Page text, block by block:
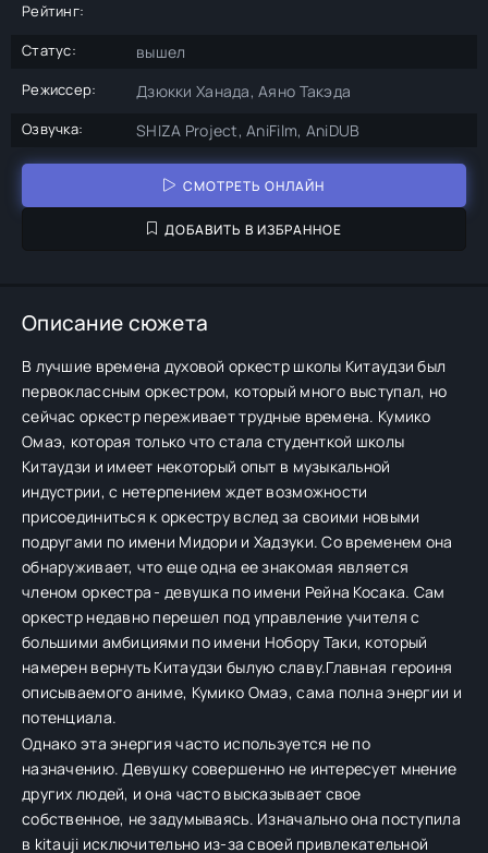
Рейтинг:
Статус:
вышел
Режиссер: Дзюкки Ханада, Аяно Такэда
Озвучка: SHIZA Project, AniFilm, AniDUB
СМОТРЕТЬ ОНЛАЙН
ДОБАВИТЬ В ИЗБРАННОЕ
Описание сюжета
В лучшие времена духовой оркестр школы Китаудзи был
первоклассным оркестром, который много выступал, но
сейчас оркестр переживает трудные времена. Кумико
Омаэ, которая только что стала студенткой школы
Китаудзи и имеет некоторый опыт в музыкальной
индустрии, с нетерпением ждет возможности
присоединиться к оркестру вслед за своими новыми
подругами по имени Мидори и Хадзуки. Со временем она
обнаруживает, что еще одна ее знакомая является
членом оркестра - девушка по имени Рейна Косака. Сам
оркестр недавно перешел под управление учителя с
большими амбициями по имени Нобору Таки, который
намерен вернуть Китаудзи былую славу.Главная героиня
описываемого аниме, Кумико Омаэ, сама полна энергии и
потенциала.
Однако эта энергия часто используется не по
назначению. Девушку совершенно не интересует мнение
других людей, и она часто высказывает свое
собственное, не задумываясь. Изначально она поступила
в kitauji исключительно из-за своей привлекательной